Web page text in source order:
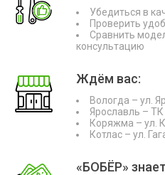
Убедиться в
Проверить
Сравнить
консультацию
Ждём вас:
Вологда – ул.
Ярославль –
Коряжма – ул.
Котлас – ул.
«БОБЁР»